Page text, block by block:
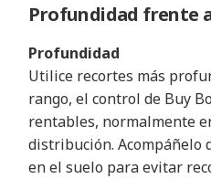
Profundidad frente
Profundidad
Utilice recortes más
rango, el control de Buy
rentables, normalmente
distribución. Acompáñelo
en el suelo para evitar